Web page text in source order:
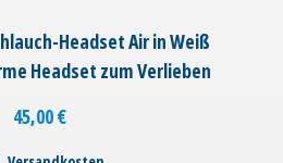
Headset Air in Weiß
Headset zum Verlieben
45,00€